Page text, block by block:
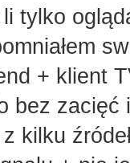
tylko
+ klient
bez
kilku